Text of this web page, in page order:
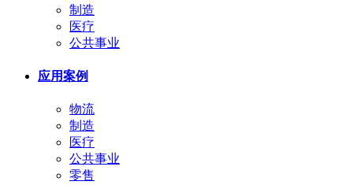
制造
医疗
公共事业
应用案例
物流
制造
医疗
公共事业
零售